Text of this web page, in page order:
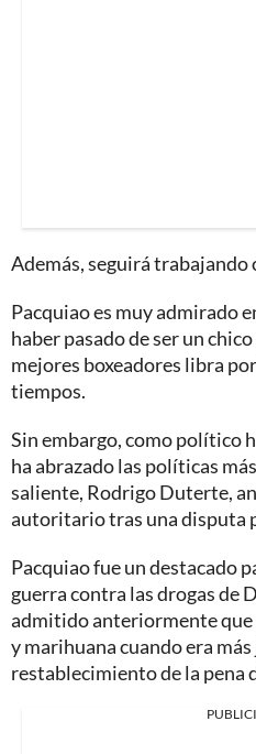
Además, seguirá trabajando
Pacquiao es muy admirado
haber pasado de ser un
mejores boxeadores libra
tiempos.
Sin embargo, como político
ha abrazado las políticas
saliente, Rodrigo Duterte,
autoritario tras una disputa
Pacquiao fue un destacado
guerra contra las drogas de
admitido anteriormente
y marihuana cuando era
restablecimiento de la pena